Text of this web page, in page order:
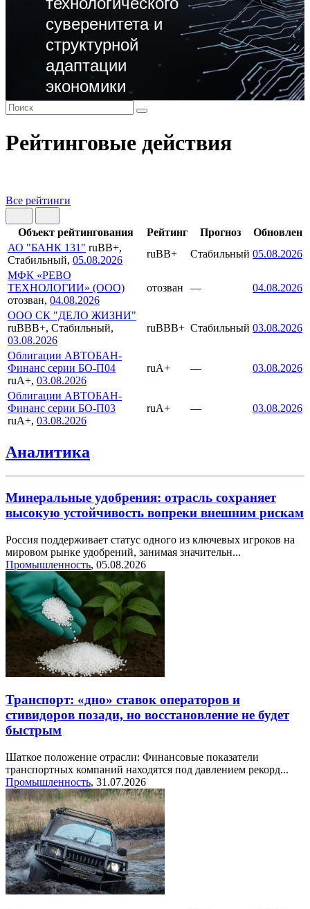
суверенитета и
структурной
адаптации
экономики
Рейтинговые действия
Все рейтинги
Объект рейтингования Рейтинг Прогноз
Обновлен
АО "БАНК 131" ruBB+,
Стабильный, 05.08.2026
ruBB+ Стабильный 05.08.2026
МФК «РЕВО
ТЕХНОЛОГИИ» (ООО)
отозван, 04.08.2026
отозван — 04.08.2026
ООО СК "ДЕЛО ЖИЗНИ"
ruBBB+, Стабильный,
03.08.2026
ruBBB+ Стабильный 03.08.2026
Облигации АВТОБАН-
Финанс серии БО-П04
ruA+, 03.08.2026
ruA+ — 03.08.2026
Облигации АВТОБАН-
Финанс серии БО-П03
ruA+, 03.08.2026
ruA+ — 03.08.2026
Аналитика
Минеральные удобрения: отрасль сохраняет
высокую устойчивость вопреки внешним рискам
Россия поддерживает статус одного из ключевых игроков на
мировом рынке удобрений, занимая значительн...
Промышленность, 05.08.2026
Транспорт: «дно» ставок операторов и
стивидоров позади, но восстановление не будет
быстрым
Шаткое положение отрасли: Финансовые показатели
транспортных компаний находятся под давлением рекорд...
Промышленность, 31.07.2026